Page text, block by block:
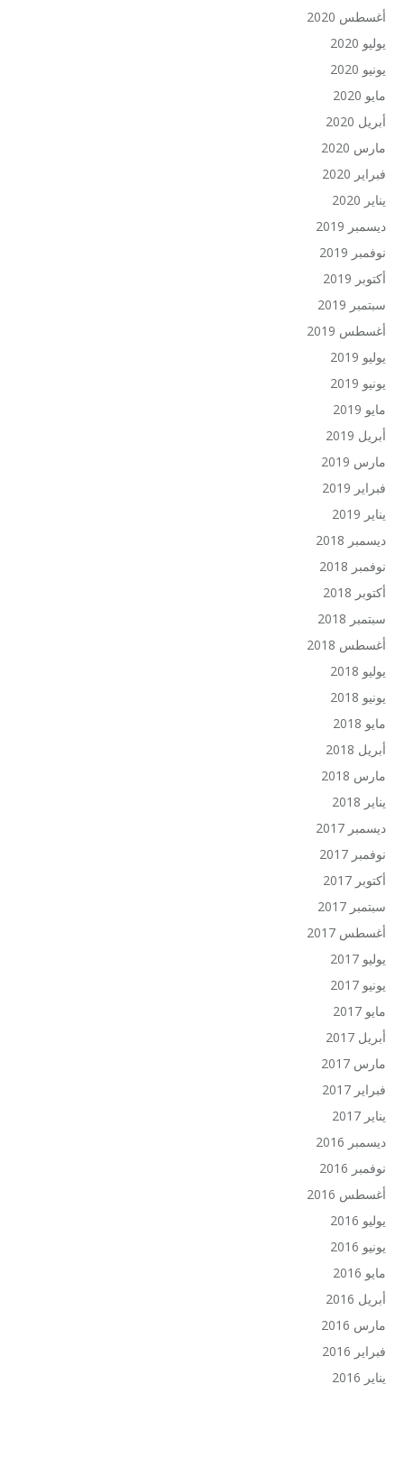
أغسطس 2020
يوليو 2020
يونيو 2020
مايو 2020
أبريل 2020
مارس 2020
فبراير 2020
يناير 2020
ديسمبر 2019
نوفمبر 2019
أكتوبر 2019
سبتمبر 2019
أغسطس 2019
يوليو 2019
يونيو 2019
مايو 2019
أبريل 2019
مارس 2019
فبراير 2019
يناير 2019
ديسمبر 2018
نوفمبر 2018
أكتوبر 2018
سبتمبر 2018
أغسطس 2018
يوليو 2018
يونيو 2018
مايو 2018
أبريل 2018
مارس 2018
يناير 2018
ديسمبر 2017
نوفمبر 2017
أكتوبر 2017
سبتمبر 2017
أغسطس 2017
يوليو 2017
يونيو 2017
مايو 2017
أبريل 2017
مارس 2017
فبراير 2017
يناير 2017
ديسمبر 2016
نوفمبر 2016
أغسطس 2016
يوليو 2016
يونيو 2016
مايو 2016
أبريل 2016
مارس 2016
فبراير 2016
يناير 2016